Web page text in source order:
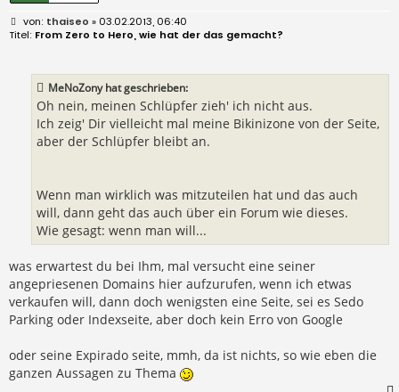
B
e
i
thaiseo » 03.02.2013, 06:40
From Zero to Hero, wie hat der das gemacht?
MeNoZony hat geschrieben:
Oh nein, meinen Schlüpfer zieh' ich nicht aus.
Ich zeig' Dir vielleicht mal meine Bikinizone von der Seite,
aber der Schlüpfer bleibt an.
Wenn man wirklich was mitzuteilen hat und das auch
will, dann geht das auch über ein Forum wie dieses.
Wie gesagt: wenn man will...
was erwartest du bei Ihm, mal versucht eine seiner
angepriesenen Domains hier aufzurufen, wenn ich etwas
verkaufen will, dann doch wenigsten eine Seite, sei es Sedo
Parking oder Indexseite, aber doch kein Erro von Google
oder seine Expirado seite, mmh, da ist nichts, so wie eben die
ganzen Aussagen zu Thema